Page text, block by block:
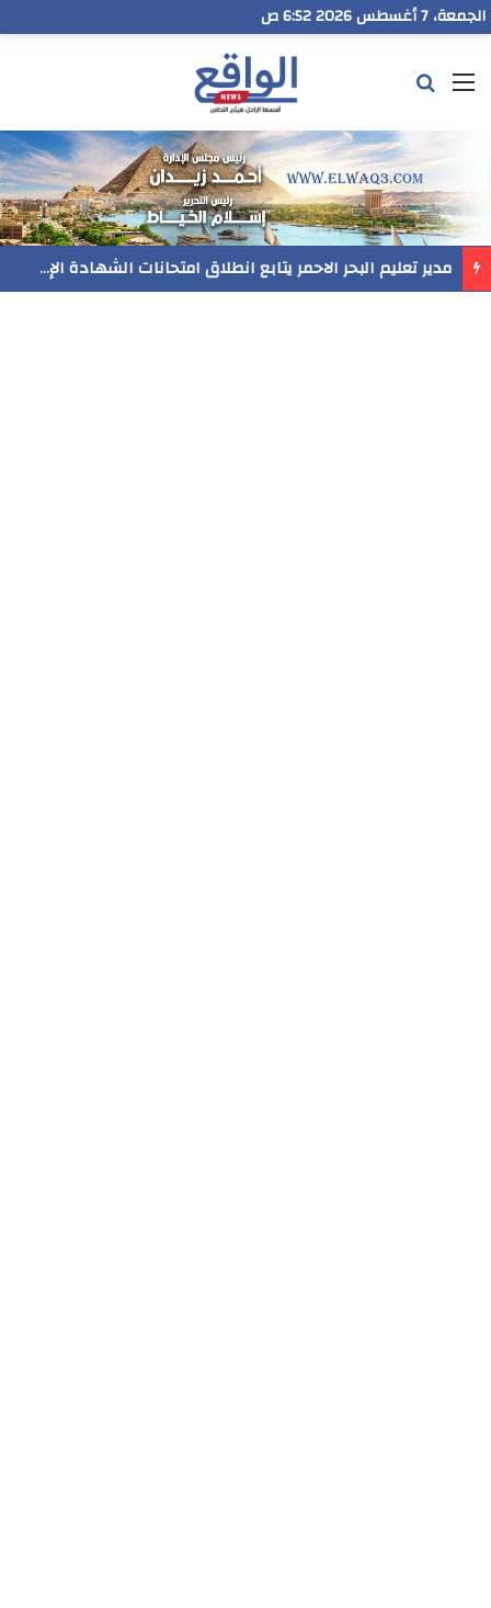
الجمعة، 7 أغسطس 2026 6:53 ص
القائمة
مدير تعليم البحر الاحمر يتابع انطلاق امتحانات الشهادة الإعدادية ويؤكد: الانضباط